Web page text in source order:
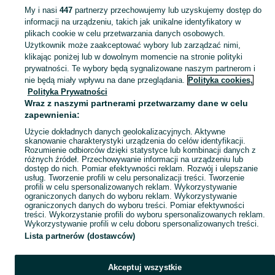
KATEGORIA
Skorzystaj z największego serwisu ogłoszeniowego - Stryjno Pierwsze i okolice! Kupuj to, czego pragniesz i sprzedawaj to, czego już nie potrzebujesz! Zobacz
Mapa kategorii
Mapa miejscowości
Mapa ministron
Popularne wyszukiwania
My i nasi 447partnerzy przechowujemy lub uzyskujemy dostęp do
informacji na urządzeniu, takich jak unikalne identyfikatory w
plikach cookie w celu przetwarzania danych osobowych.
Użytkownik może zaakceptować wybory lub zarządzać nimi,
klikając poniżej lub w dowolnym momencie na stronie polityki
prywatności. Te wybory będą sygnalizowane naszym partnerom i
nie będą miały wpływu na dane przeglądania. Polityka cookies,
Polityka Prywatności
Wraz z naszymi partnerami przetwarzamy dane w celu
zapewnienia:
Użycie dokładnych danych geolokalizacyjnych. Aktywne
skanowanie charakterystyki urządzenia do celów identyfikacji.
Rozumienie odbiorców dzięki statystyce lub kombinacji danych z
różnych źródeł. Przechowywanie informacji na urządzeniu lub
dostęp do nich. Pomiar efektywności reklam. Rozwój i ulepszanie
usług. Tworzenie profili w celu personalizacji treści. Tworzenie
profili w celu spersonalizowanych reklam. Wykorzystywanie
ograniczonych danych do wyboru reklam. Wykorzystywanie
ograniczonych danych do wyboru treści. Pomiar efektywności
treści. Wykorzystanie profili do wyboru spersonalizowanych reklam.
Wykorzystywanie profili w celu doboru spersonalizowanych treści.
Lista partnerów (dostawców)
Akceptuj wszystkie